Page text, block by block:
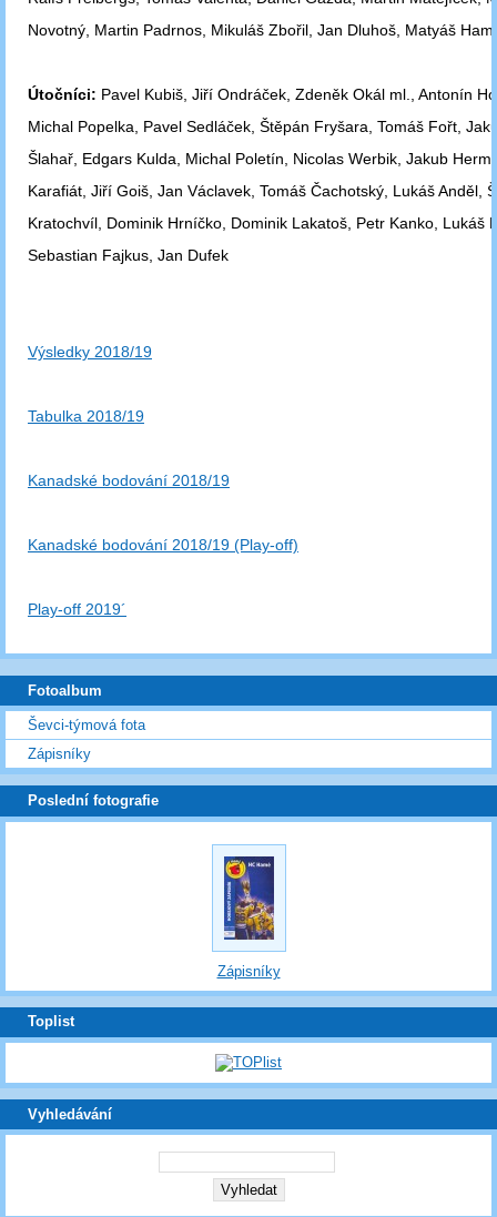
Novotný, Martin Padrnos, Mikuláš Zbořil, Jan Dluhoš, Matyáš
Útočníci: Pavel Kubiš, Jiří Ondráček, Zdeněk Okál ml., Antonín
Michal Popelka, Pavel Sedláček, Štěpán Fryšara, Tomáš Fořt,
Šlahař, Edgars Kulda, Michal Poletín, Nicolas Werbik, Jakub
Karafiát, Jiří Goiš, Jan Václavek, Tomáš Čachotský, Lukáš Anděl,
Kratochvíl, Dominik Hrníčko, Dominik Lakatoš, Petr Kanko, Lukáš
Sebastian Fajkus, Jan Dufek
Výsledky 2018/19
Tabulka 2018/19
Kanadské bodování 2018/19
Kanadské bodování 2018/19 (Play-off)
Play-off 2019´
Fotoalbum
Ševci-týmová fota
Zápisníky
Poslední fotografie
Zápisníky
Toplist
Vyhledávání